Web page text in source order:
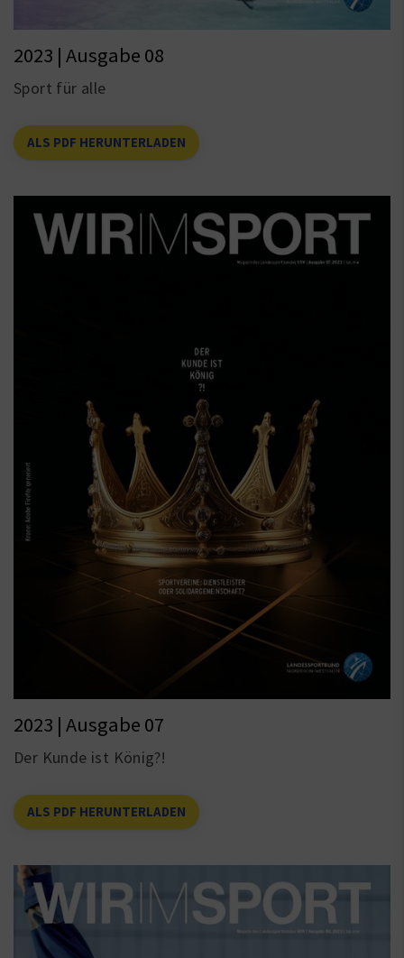
2023 | Ausgabe 08
Sport für alle
ALS PDF HERUNTERLADEN
2023 | Ausgabe 07
Der Kunde ist König?!
ALS PDF HERUNTERLADEN